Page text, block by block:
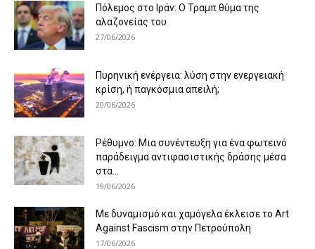
Πόλεμος στο Ιράν: Ο Τραμπ θύμα της
αλαζονείας του
27/06/2026
Πυρηνική ενέργεια: λύση στην ενεργειακή
κρίση, ή παγκόσμια απειλή;
20/06/2026
Ρέθυμνο: Μια συνέντευξη για ένα φωτεινό
παράδειγμα αντιφασιστικής δράσης μέσα
στα...
19/06/2026
Με δυναμισμό και χαμόγελα έκλεισε το Art
Against Fascism στην Πετρούπολη
17/06/2026